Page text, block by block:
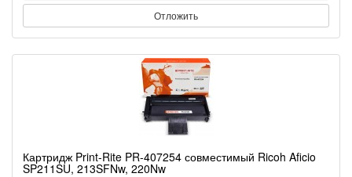
Отложить
Картридж Print-Rite PR-407254 совместимый Ricoh Aficio
SP211SU, 213SFNw, 220Nw